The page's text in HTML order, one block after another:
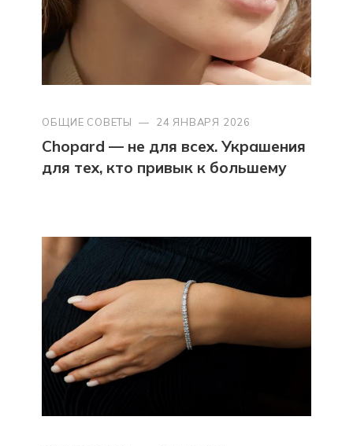
ОБЩИЕ СОВЕТЫ — 24 ЯНВАРЯ 2026
Chopard — не для всех. Украшения
для тех, кто привык к большему